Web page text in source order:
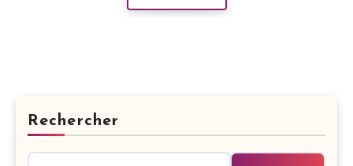
Rechercher